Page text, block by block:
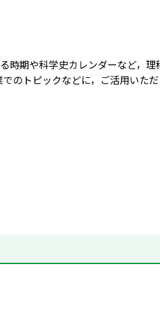
時期や科学史カレンダーなど，
のトピックなどに，ご活用いただ